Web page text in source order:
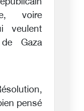
voire
veulent
Gaza
pensé